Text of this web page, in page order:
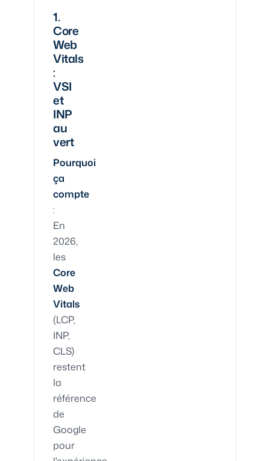
1.
Core
Web
Vitals
:
VSI
et
INP
au
vert
Pourquoi
ça
compte
:
En
2026,
les
Core
Web
Vitals
(LCP,
INP,
CLS)
restent
la
référence
de
Google
pour